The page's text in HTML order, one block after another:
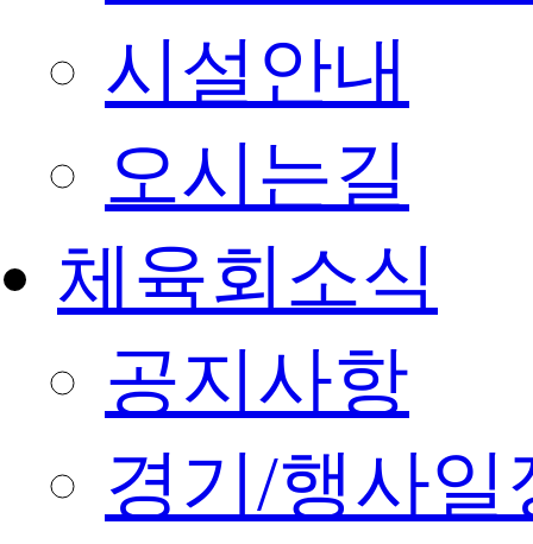
시설안내
오시는길
체육회소식
공지사항
경기/행사일